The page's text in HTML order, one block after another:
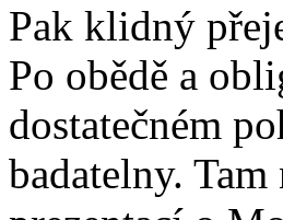
Pak klidný
Po obědě a
dostatečném
badatelny.